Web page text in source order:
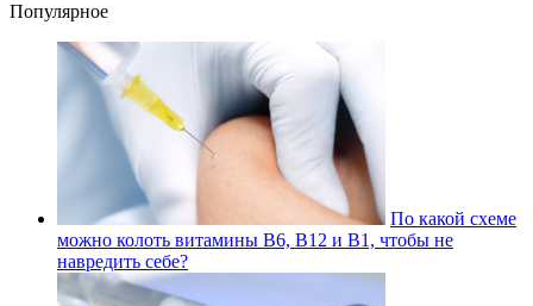
Популярное
По какой схеме
можно колоть витамины В6, В12 и В1, чтобы не
навредить себе?